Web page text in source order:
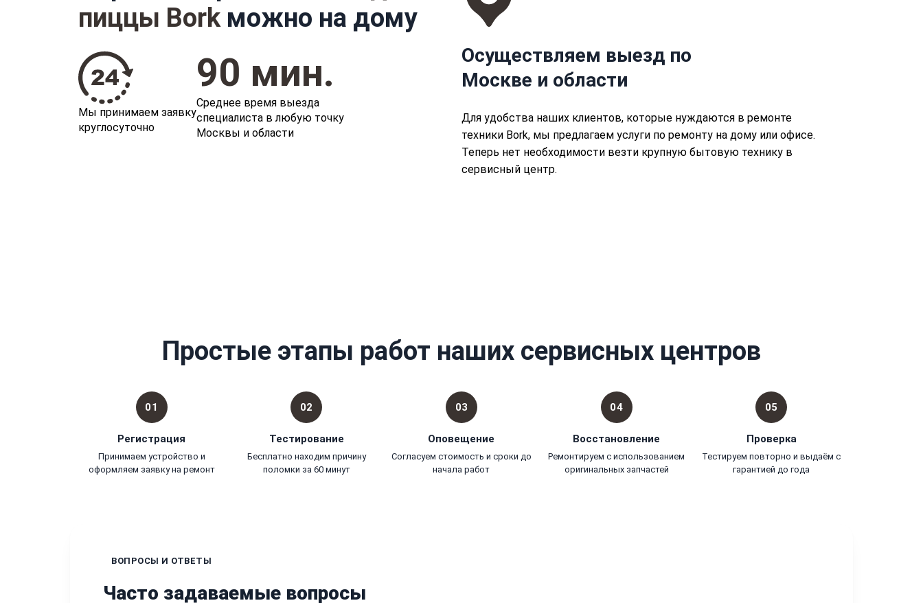
пиццы Borkможно на дому
Мы принимаем заявку
круглосуточно
90 мин.
Среднее время выезда
специалиста в любую точку
Москвы и области
Осуществляем выезд по
Москве и области
Для удобства наших клиентов, которые нуждаются в ремонте
техники Bork, мы предлагаем услуги по ремонту на дому или офисе.
Теперь нет необходимости везти крупную бытовую технику в
сервисный центр.
Простые этапы работ наших сервисных центров
01
Регистрация
Принимаем устройство и
оформляем заявку на ремонт
02
Тестирование
Бесплатно находим причину
поломки за 60 минут
03
Оповещение
Согласуем стоимость и сроки до
начала работ
04
Восстановление
Ремонтируем с использованием
оригинальных запчастей
05
Проверка
Тестируем повторно и выдаём с
гарантией до года
ВОПРОСЫ И ОТВЕТЫ
Часто задаваемые вопросы